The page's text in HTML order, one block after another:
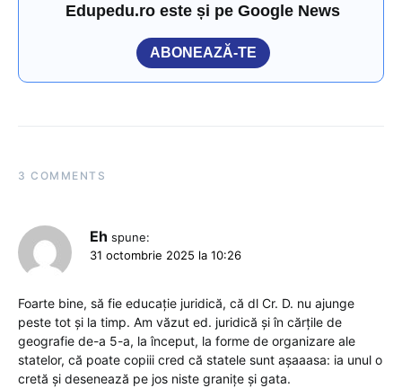
Edupedu.ro este și pe Google News
ABONEAZĂ-TE
3 COMMENTS
Eh spune:
31 octombrie 2025 la 10:26
Foarte bine, să fie educație juridică, că dl Cr. D. nu ajunge
peste tot și la timp. Am văzut ed. juridică și în cărțile de
geografie de-a 5-a, la început, la forme de organizare ale
statelor, că poate copiii cred că statele sunt așaaasa: ia unul o
cretă și desenează pe jos niste granițe și gata.